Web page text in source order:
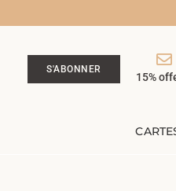
S'ABONNER
15%